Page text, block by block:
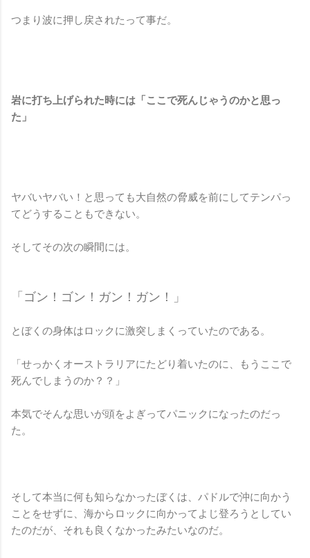
つまり波に押し戻されたって事だ。
岩に打ち上げられた時には「ここで死んじゃうのかと思っ
た」
ヤバいヤバい！と思っても大自然の脅威を前にしてテンパっ
てどうすることもできない。
そしてその次の瞬間には。
「ゴン！ゴン！ガン！ガン！」
とぼくの身体はロックに激突しまくっていたのである。
「せっかくオーストラリアにたどり着いたのに、もうここで
死んでしまうのか？？」
本気でそんな思いが頭をよぎってパニックになったのだっ
た。
そして本当に何も知らなかったぼくは、パドルで沖に向かう
ことをせずに、海からロックに向かってよじ登ろうとしてい
たのだが、それも良くなかったみたいなのだ。